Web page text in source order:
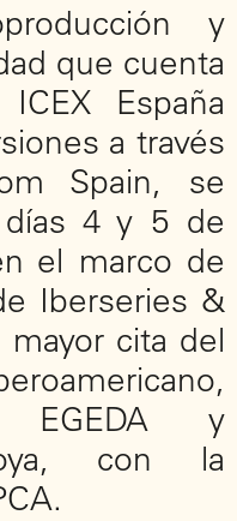
y
que cuenta
España
a través
Spain, se
días 4 y 5 de
el marco de
Iberseries &
cita del
EGEDA y
con la